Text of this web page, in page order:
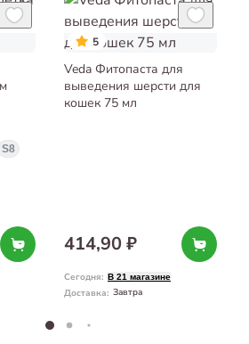
S8
5
Veda Фитопаста для
выведения шерсти для
кошек 75 мл
414,90 ₽
Сегодня: В 21 магазине
Доставка: Завтра